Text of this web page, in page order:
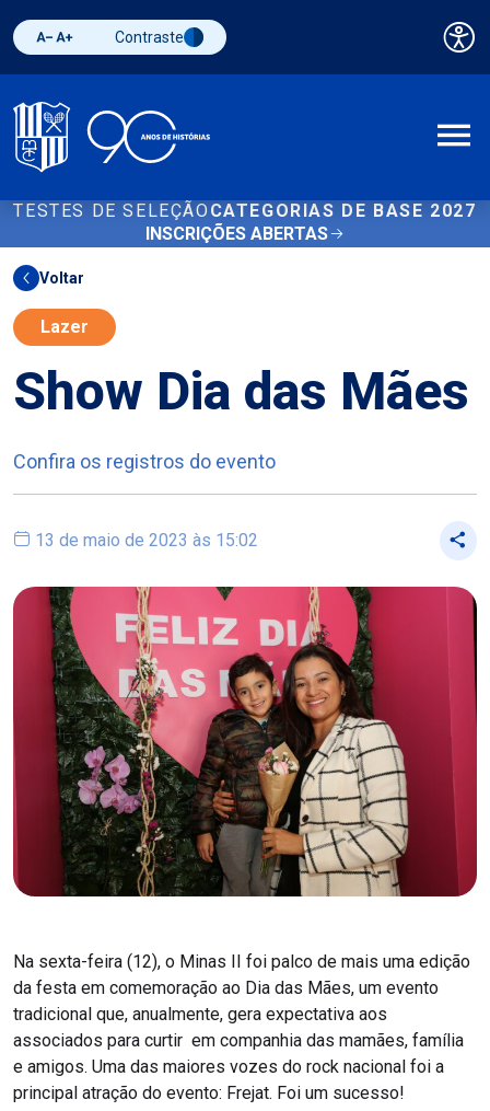
Diminuir fonte
Aumentar fonteAlternar contraste
Contraste
TESTES DE SELEÇÃO CATEGORIAS DE BASE 2027
INSCRIÇÕES ABERTAS
Voltar
Lazer
Show Dia das Mães
Confira os registros do evento
13 de maio de 2023 às 15:02
Na sexta-feira (12), o Minas II foi palco de mais uma edição
da festa em comemoração ao Dia das Mães, um evento
tradicional que, anualmente, gera expectativa aos
associados para curtir em companhia das mamães, família
e amigos. Uma das maiores vozes do rock nacional foi a
principal atração do evento: Frejat. Foi um sucesso!